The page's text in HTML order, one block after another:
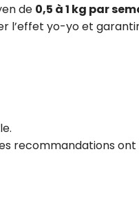
de 0,5 à 1 kg par
l’effet yo-yo et
recommandations ont